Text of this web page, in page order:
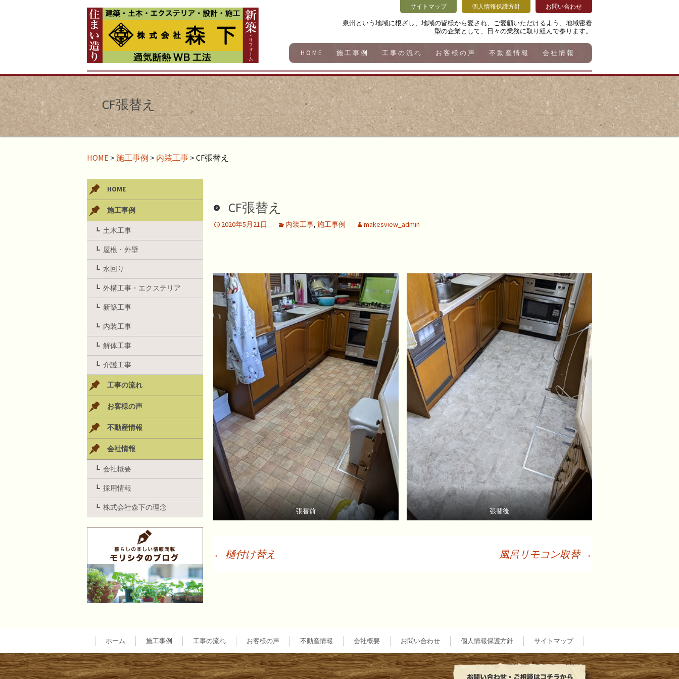
泉州という地域に根ざし、地域の皆様から愛され、ご愛顧いただけるよう、地域密着
型の企業として、日々の業務に取り組んで参ります。
サイトマップ 個人情報保護方針 お問い合わせ
HOME 施工事例 工事の流れ お客様の声 不動産情報 会社情報
CF張替え
HOME > 施工事例 > 内装工事 > CF張替え
CF張替え
2020年5月21日 内装工事, 施工事例 makesview_admin
張替前 張替後
ナ
← 樋付け替え 風呂リモコン取替 →
HOME
施工事例
土木工事
屋根・外壁
水回り
外構工事・エクステリア
新築工事
内装工事
解体工事
介護工事
工事の流れ
お客様の声
不動産情報
会社情報
会社概要
採用情報
株式会社森下の理念
ホーム 施工事例 工事の流れ お客様の声 不動産情報 会社概要 お問い合わせ 個人情報保護方針 サイトマップ